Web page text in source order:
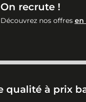
On recrute !
Découvrez nos offres en
qualité à prix